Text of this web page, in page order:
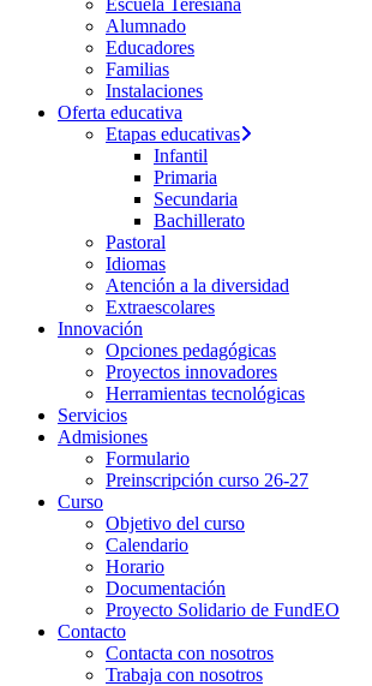
Escuela Teresiana
Alumnado
Educadores
Familias
Instalaciones
Oferta educativa
Etapas educativas
Infantil
Primaria
Secundaria
Bachillerato
Pastoral
Idiomas
Atención a la diversidad
Extraescolares
Innovación
Opciones pedagógicas
Proyectos innovadores
Herramientas tecnológicas
Servicios
Admisiones
Formulario
Preinscripción curso 26-27
Curso
Objetivo del curso
Calendario
Horario
Documentación
Proyecto Solidario de FundEO
Contacto
Contacta con nosotros
Trabaja con nosotros